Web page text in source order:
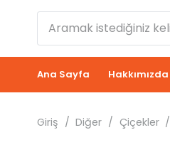
Ana Sayfa Hakkımızda
Giriş / Diğer / Çiçekler /